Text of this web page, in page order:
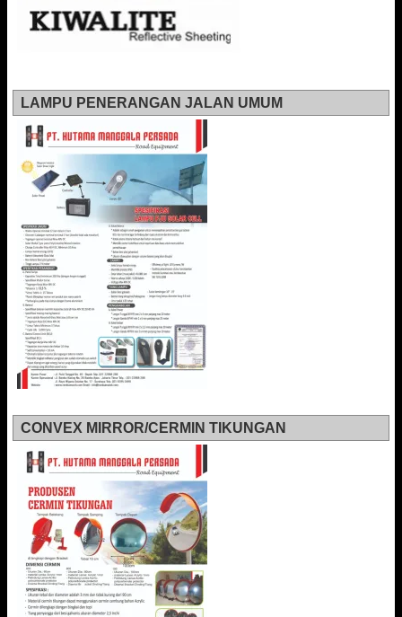
LAMPU PENERANGAN JALAN UMUM
CONVEX MIRROR/CERMIN TIKUNGAN